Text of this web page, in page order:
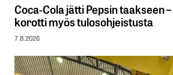
Coca-Cola jätti Pepsin taakseen
korotti myös tulosohjeistusta
7.8.2026